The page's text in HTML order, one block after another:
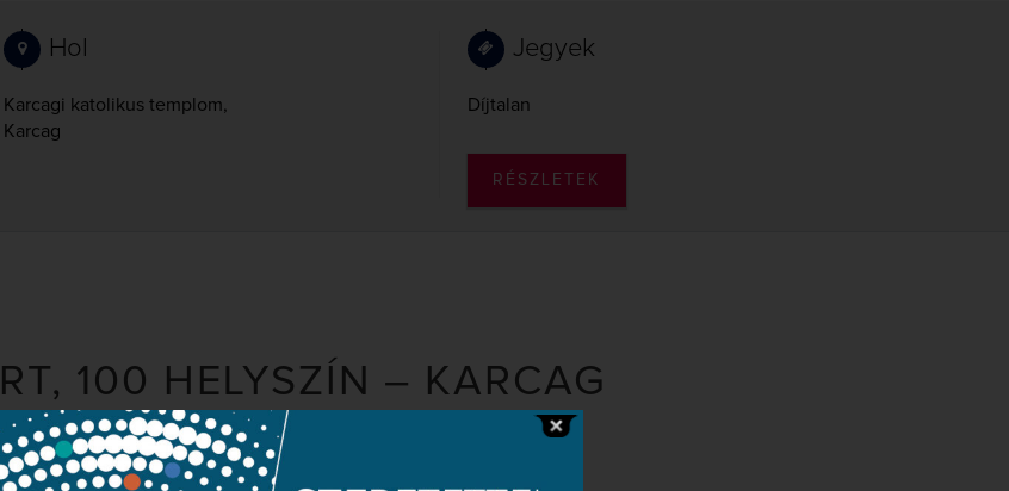
Hol
Karcagi katolikus templom,
Karcag
Jegyek
Díjtalan
RÉSZLETEK
100 HELYSZÍN – KARCAG